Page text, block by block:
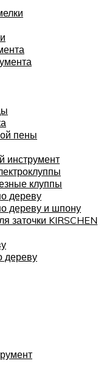
пены
инструмент
клуппы
дереву
дереву и шпону
заточки KIRSCHEN
дереву